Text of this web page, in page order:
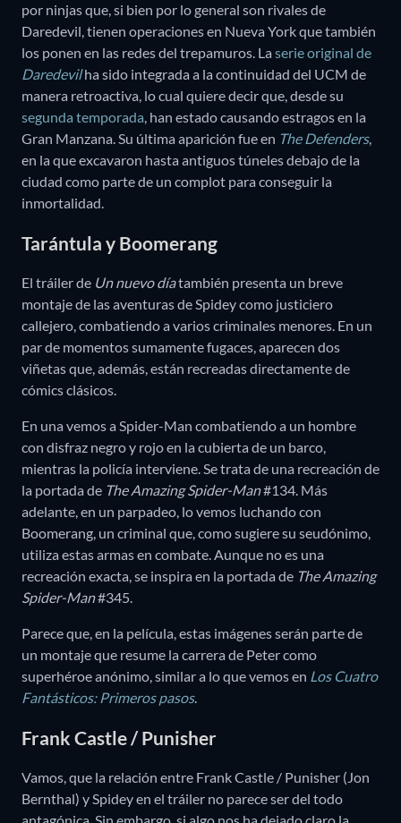
por ninjas que, si bien por lo general son rivales de
Daredevil, tienen operaciones en Nueva York que también
los ponen en las redes del trepamuros. La serie original de
Daredevilha sido integrada a la continuidad del UCM de
manera retroactiva, lo cual quiere decir que, desde su
segunda temporada, han estado causando estragos en la
Gran Manzana. Su última aparición fue en The Defenders,
en la que excavaron hasta antiguos túneles debajo de la
ciudad como parte de un complot para conseguir la
inmortalidad.
Tarántula y Boomerang
El tráiler de Un nuevo díatambién presenta un breve
montaje de las aventuras de Spidey como justiciero
callejero, combatiendo a varios criminales menores. En un
par de momentos sumamente fugaces, aparecen dos
viñetas que, además, están recreadas directamente de
cómics clásicos.
En una vemos a Spider-Man combatiendo a un hombre
con disfraz negro y rojo en la cubierta de un barco,
mientras la policía interviene. Se trata de una recreación de
la portada de The Amazing Spider-Man#134. Más
adelante, en un parpadeo, lo vemos luchando con
Boomerang, un criminal que, como sugiere su seudónimo,
utiliza estas armas en combate. Aunque no es una
recreación exacta, se inspira en la portada de The Amazing
Spider-Man#345.
Parece que, en la película, estas imágenes serán parte de
un montaje que resume la carrera de Peter como
superhéroe anónimo, similar a lo que vemos en Los Cuatro
Fantásticos: Primeros pasos.
Frank Castle / Punisher
Vamos, que la relación entre Frank Castle / Punisher (Jon
Bernthal) y Spidey en el tráiler no parece ser del todo